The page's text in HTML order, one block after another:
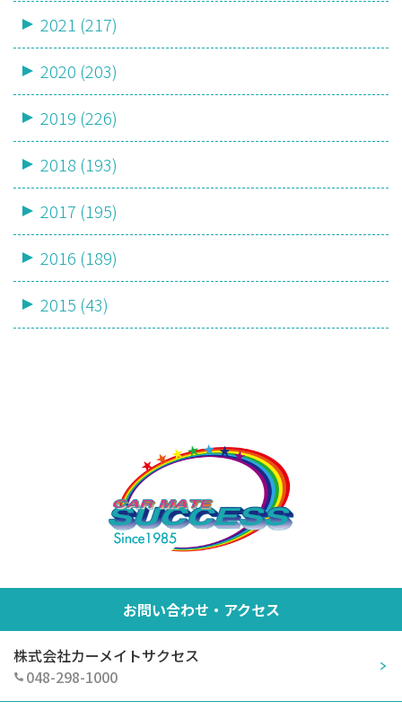
2021 (217)
2020 (203)
2019 (226)
2018 (193)
2017 (195)
2016 (189)
2015 (43)
お問い合わせ・アクセス
株式会社カーメイトサクセス
048-298-1000